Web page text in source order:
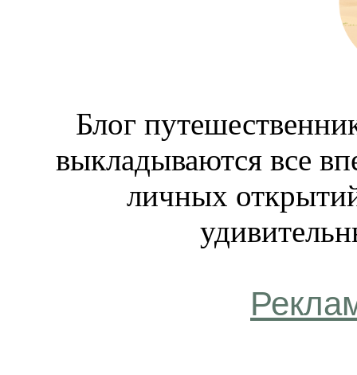
Блог
выкладываются все
личных